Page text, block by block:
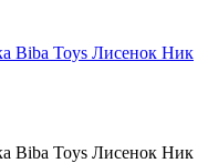
Biba Toys Лисенок Ник
Biba Toys Лисенок Ник